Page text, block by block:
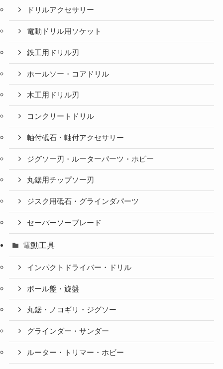
ドリルアクセサリー
電動ドリル用ソケット
鉄工用ドリル刃
ホールソー・コアドリル
木工用ドリル刃
コンクリートドリル
軸付砥石・軸付アクセサリー
ジグソー刃・ルーターパーツ・ホビー
丸鋸用チップソー刃
ジスク用砥石・グラインダパーツ
セーバーソーブレード
電動工具
インパクトドライバー・ドリル
ボール盤・旋盤
丸鋸・ノコギリ・ジグソー
グラインダー・サンダー
ルーター・トリマー・ホビー